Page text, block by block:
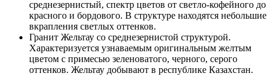
среднезернистый, спектр цветов от светло-кофейного до
красного и бордового. В структуре находятся небольшие
вкрапления светлых оттенков.
Гранит Жельтау со среднезернистой структурой.
Характеризуется узнаваемым оригинальным желтым
цветом с примесью зеленоватого, черного, серого
оттенков. Жельтау добывают в республике Казахстан.